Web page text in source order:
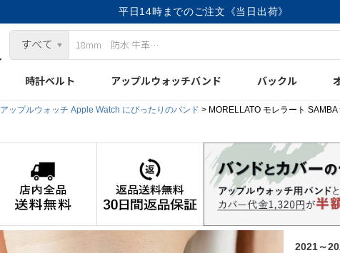
平日14時までのご注文《当日出荷》
時計ベルト アップルウォッチバンド バックル
アップルウォッチ Apple Watch にぴったりのバンド MORELLATO モレラート
2021～